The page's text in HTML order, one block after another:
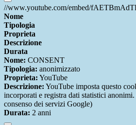
//www.youtube.com/embed/
Nome
Tipologia
Proprieta
Descrizione
Durata
Nome: CONSENT
Tipologia: anonimizzato
Proprieta: YouTube
Descrizione: YouTube imposta questo
incorporati e registra dati statistici
consenso dei servizi Google)
Durata: 2 anni